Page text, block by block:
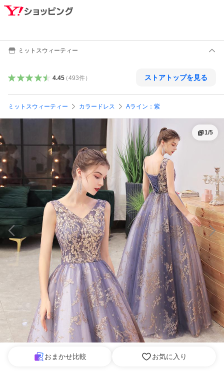
ミットスウィーティー
4.45（493件） ストアトップを見る
ミットスウィーティー カラードレス Aライン：紫
1/5
おまかせ比較 お気に入り